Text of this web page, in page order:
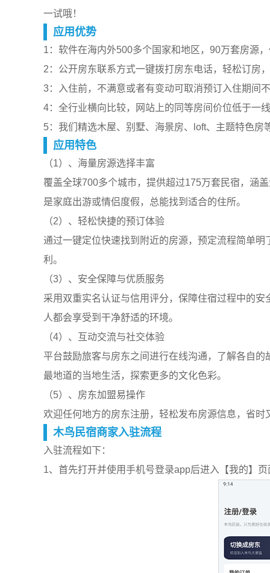
一试哦！
应用优势
1：软件在海内外500多个国家和地区，90万套房源
2：公开房东联系方式一键拨打房东电话，轻松订房
3：入住前，不满意或者有变动可取消预订入住期间
4：全行业横向比较，网站上的同等房间价位低于一
5：我们精选木屋、别墅、海景房、loft、主题特色房
应用特色
（1）、海量房源选择丰富
覆盖全球700多个城市，提供超过175万套民宿，涵
是家庭出游或情侣度假，总能找到适合的住所。
（2）、轻松快捷的预订体验
通过一键定位快速找到附近的房源，预定流程简单
利。
（3）、安全保障与优质服务
采用双重实名认证与信用评分，保障住宿过程中的
人都会享受到干净舒适的环境。
（4）、互动交流与社交体验
平台鼓励旅客与房东之间进行在线沟通，了解各自
最地道的当地生活，探索更多的文化色彩。
（5）、房东加盟易操作
欢迎任何地方的房东注册，轻松发布房源信息，省
木鸟民宿商家入驻流程
入驻流程如下：
1、首先打开并使用手机号登录app后进入【我的】